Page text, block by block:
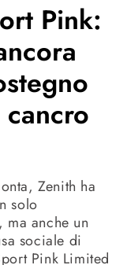
Pink:
Zenith ha
solo
anche un
sociale di
Pink Limited